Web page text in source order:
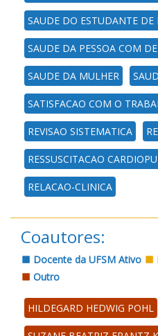
SAUDE DO ESTUDANTE DE
SAUDE DA PESSOA COM
SAUDE DA MULHER
SATISFACAO COM O
REVISAO SISTEMATICA
RESSUSCITACAO
RELACAO-CLINICA
Coautores:
Docente da UFSM Ativo
Outro
HILDEGARD HEDWIG POHL